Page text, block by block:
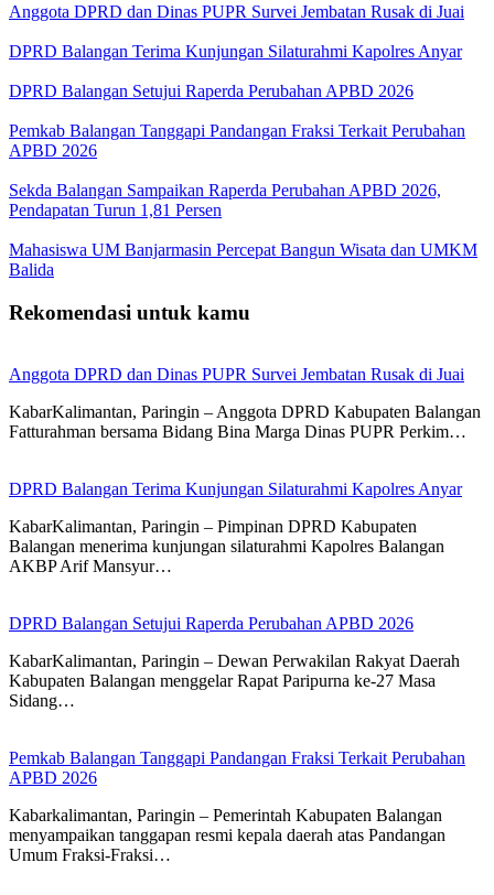
Anggota DPRD dan Dinas PUPR Survei Jembatan Rusak di Juai
DPRD Balangan Terima Kunjungan Silaturahmi Kapolres Anyar
DPRD Balangan Setujui Raperda Perubahan APBD 2026
Pemkab Balangan Tanggapi Pandangan Fraksi Terkait Perubahan
APBD 2026
Sekda Balangan Sampaikan Raperda Perubahan APBD 2026,
Pendapatan Turun 1,81 Persen
Mahasiswa UM Banjarmasin Percepat Bangun Wisata dan UMKM
Balida
Rekomendasi untuk kamu
Anggota DPRD dan Dinas PUPR Survei Jembatan Rusak di Juai
KabarKalimantan, Paringin – Anggota DPRD Kabupaten Balangan
Fatturahman bersama Bidang Bina Marga Dinas PUPR Perkim…
DPRD Balangan Terima Kunjungan Silaturahmi Kapolres Anyar
KabarKalimantan, Paringin – Pimpinan DPRD Kabupaten
Balangan menerima kunjungan silaturahmi Kapolres Balangan
AKBP Arif Mansyur…
DPRD Balangan Setujui Raperda Perubahan APBD 2026
KabarKalimantan, Paringin – Dewan Perwakilan Rakyat Daerah
Kabupaten Balangan menggelar Rapat Paripurna ke-27 Masa
Sidang…
Pemkab Balangan Tanggapi Pandangan Fraksi Terkait Perubahan
APBD 2026
Kabarkalimantan, Paringin – Pemerintah Kabupaten Balangan
menyampaikan tanggapan resmi kepala daerah atas Pandangan
Umum Fraksi-Fraksi…